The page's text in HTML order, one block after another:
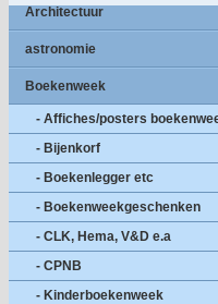
Architectuur
astronomie
Boekenweek
- Affiches/posters
- Bijenkorf
- Boekenlegger etc
- Boekenweekgeschenken
- CLK, Hema, V&D e.a
- CPNB
- Kinderboekenweek